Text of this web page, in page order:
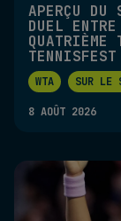
APERÇU DU
DUEL
QUATRIÈME
TENNISFEST
WTA SUR LE
8 AOÛT 2026